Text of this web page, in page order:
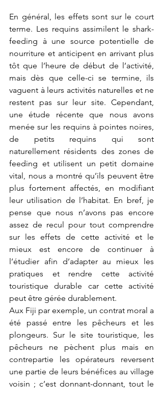
En général, les effets sont sur le court
terme. Les requins assimilent le shark-
feeding à une source potentielle de
nourriture et anticipent en arrivant plus
tôt que l’heure de début de l’activité,
mais dès que celle-ci se termine, ils
vaguent à leurs activités naturelles et ne
restent pas sur leur site. Cependant,
une étude récente que nous avons
menée sur les requins à pointes noires,
de petits requins qui sont
naturellement résidents des zones de
feeding et utilisent un petit domaine
vital, nous a montré qu’ils peuvent être
plus fortement affectés, en modifiant
leur utilisation de l’habitat. En bref, je
pense que nous n’avons pas encore
assez de recul pour tout comprendre
sur les effets de cette activité et le
mieux est encore de continuer à
l’étudier afin d’adapter au mieux les
pratiques et rendre cette activité
touristique durable car cette activité
peut être gérée durablement.
Aux Fiji par exemple, un contrat moral a
été passé entre les pêcheurs et les
plongeurs. Sur le site touristique, les
pêcheurs ne pèchent plus mais en
contrepartie les opérateurs reversent
une partie de leurs bénéfices au village
voisin ; c’est donnant-donnant, tout le